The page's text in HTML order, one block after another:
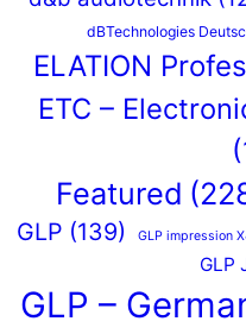
dBTechnologies
ELATION
ETC –
Featured
GLP (139) GLP impression
GLP
GLP –